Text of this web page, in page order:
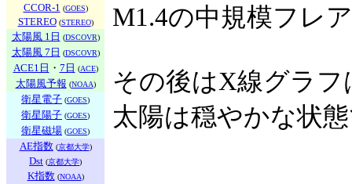
CCOR-1 (GOES)
STEREO(STEREO)
太陽風 1日 (DSCOVR)
太陽風 7日 (DSCOVR)
ACE1日 ・ 7日 (ACE)
太陽風予報 (NOAA)
衛星電子 (GOES)
衛星陽子 (GOES)
衛星磁場 (GOES)
AE指数(京都大学)
Dst (京都大学)
K指数(NOAA)
M1.4の中規模フレ
その後はX線グラ
太陽は穏やかな状